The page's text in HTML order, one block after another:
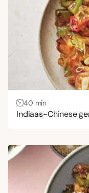
40 min
Indiaas-Chinese